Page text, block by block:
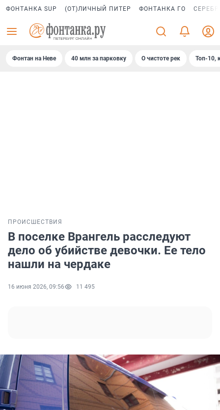
ФОНТАНКА SUP (ОТ)ЛИЧНЫЙ ПИТЕР ФОНТАНКА ГО
Фонтан на Неве 40 млн за парковку О чистоте рек Топ-10,
ПРОИСШЕСТВИЯ
В поселке Врангель расследуют
дело об убийстве девочки. Ее тело
нашли на чердаке
16 июня 2026, 09:56 11 495